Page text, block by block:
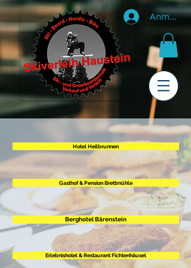
Anmelden
Hotel Heilbrunnen
Gasthof & Pension Brettmühle
Berghotel Bärenstein
Erlebnishotel & Restaurant Fichtenhäusel